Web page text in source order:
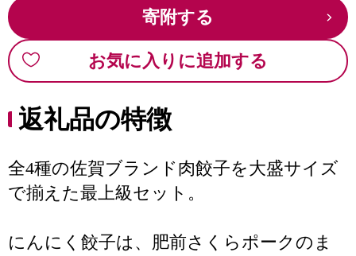
寄附する
お気に入りに追加する
返礼品の特徴
全4種の佐賀ブランド肉餃子を大盛サイズ
で揃えた最上級セット。
にんにく餃子は、肥前さくらポークのま